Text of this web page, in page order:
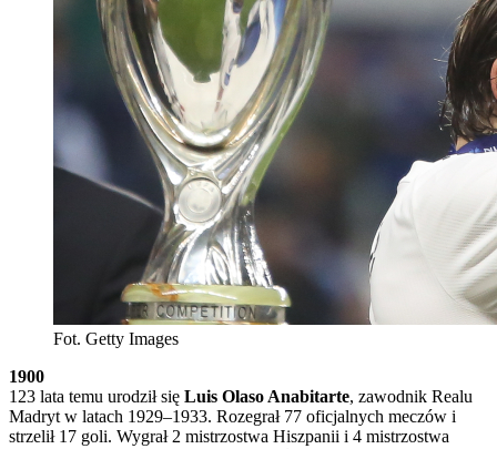
Fot. Getty Images
1900
123 lata temu urodził się Luis Olaso Anabitarte, zawodnik Realu
Madryt w latach 1929–1933. Rozegrał 77 oficjalnych meczów i
strzelił 17 goli. Wygrał 2 mistrzostwa Hiszpanii i 4 mistrzostwa